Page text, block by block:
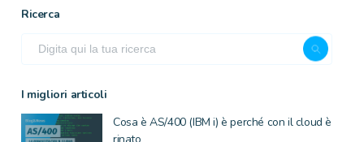
Ricerca
I migliori articoli
Cosa è AS/400 (IBM i) è perché con il cloud è